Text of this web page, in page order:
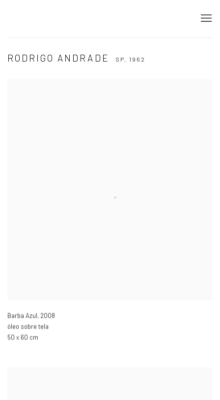
RODRIGO ANDRADE SP, 1962
Barba Azul, 2008
óleo sobre tela
50 x 60 cm